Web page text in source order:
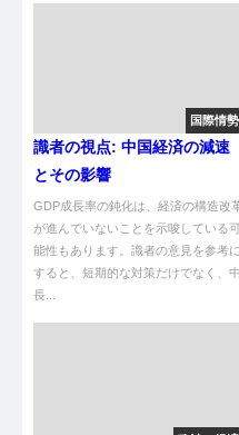
国際情勢
識者の視点: 中国経済の減速
とその影響
GDP成長率の鈍化は、経済の構造改
が進んでいないことを示唆している可
能性もあります。識者の意見を参考に
すると、短期的な対策だけでなく、中
長...